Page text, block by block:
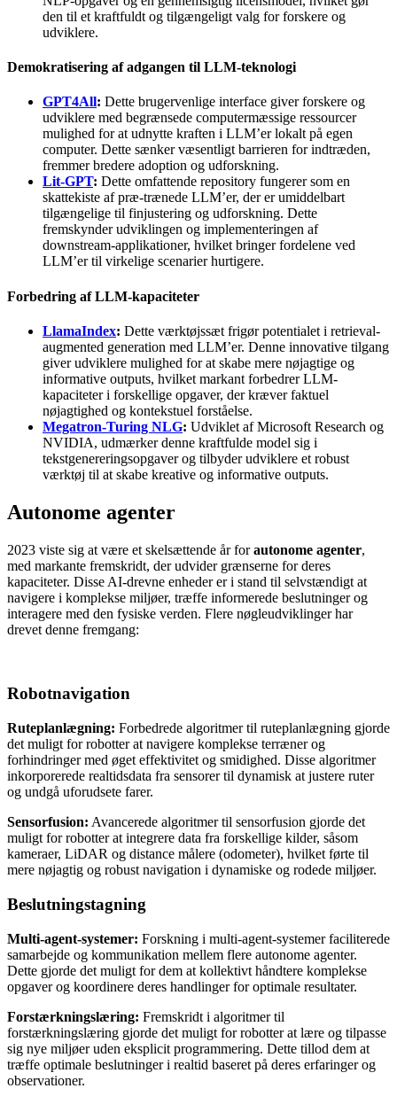
den til et kraftfuldt og tilgængeligt valg for forskere og
udviklere.
Demokratisering af adgangen til LLM-teknologi
GPT4All: Dette brugervenlige interface giver forskere og
udviklere med begrænsede computermæssige ressourcer
mulighed for at udnytte kraften i LLM’er lokalt på egen
computer. Dette sænker væsentligt barrieren for indtræden,
fremmer bredere adoption og udforskning.
Lit-GPT: Dette omfattende repository fungerer som en
skattekiste af præ-trænede LLM’er, der er umiddelbart
tilgængelige til finjustering og udforskning. Dette
fremskynder udviklingen og implementeringen af
downstream-applikationer, hvilket bringer fordelene ved
LLM’er til virkelige scenarier hurtigere.
Forbedring af LLM-kapaciteter
LlamaIndex: Dette værktøjssæt frigør potentialet i retrieval-
augmented generation med LLM’er. Denne innovative tilgang
giver udviklere mulighed for at skabe mere nøjagtige og
informative outputs, hvilket markant forbedrer LLM-
kapaciteter i forskellige opgaver, der kræver faktuel
nøjagtighed og kontekstuel forståelse.
Megatron-Turing NLG: Udviklet af Microsoft Research og
NVIDIA, udmærker denne kraftfulde model sig i
tekstgenereringsopgaver og tilbyder udviklere et robust
værktøj til at skabe kreative og informative outputs.
Autonome agenter
2023 viste sig at være et skelsættende år forautonome agenter,
med markante fremskridt, der udvider grænserne for deres
kapaciteter. Disse AI-drevne enheder er i stand til selvstændigt at
navigere i komplekse miljøer, træffe informerede beslutninger og
interagere med den fysiske verden. Flere nøgleudviklinger har
drevet denne fremgang:
Robotnavigation
Ruteplanlægning: Forbedrede algoritmer til ruteplanlægning gjorde
det muligt for robotter at navigere komplekse terræner og
forhindringer med øget effektivitet og smidighed. Disse algoritmer
inkorporerede realtidsdata fra sensorer til dynamisk at justere ruter
og undgå uforudsete farer.
Sensorfusion: Avancerede algoritmer til sensorfusion gjorde det
muligt for robotter at integrere data fra forskellige kilder, såsom
kameraer, LiDAR og distance målere (odometer), hvilket førte til
mere nøjagtig og robust navigation i dynamiske og rodede miljøer.
Beslutningstagning
Multi-agent-systemer: Forskning i multi-agent-systemer faciliterede
samarbejde og kommunikation mellem flere autonome agenter.
Dette gjorde det muligt for dem at kollektivt håndtere komplekse
opgaver og koordinere deres handlinger for optimale resultater.
Forstærkningslæring: Fremskridt i algoritmer til
forstærkningslæring gjorde det muligt for robotter at lære og tilpasse
sig nye miljøer uden eksplicit programmering. Dette tillod dem at
træffe optimale beslutninger i realtid baseret på deres erfaringer og
observationer.